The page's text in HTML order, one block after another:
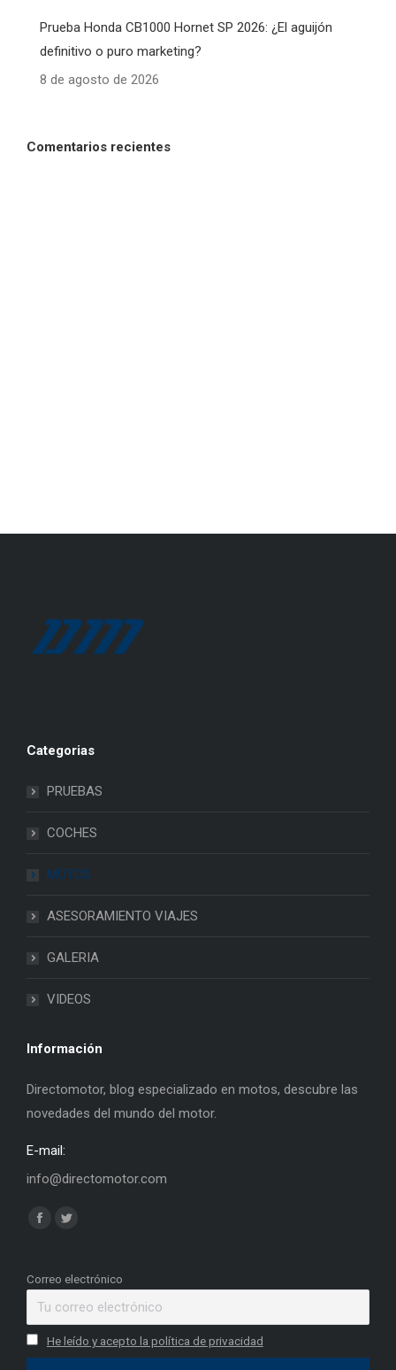
Prueba Honda CB1000 Hornet SP 2026: ¿El aguijón
definitivo o puro marketing?
8 de agosto de 2026
Comentarios recientes
Categorias
PRUEBAS
COCHES
MOTOS
ASESORAMIENTO VIAJES
GALERIA
VIDEOS
Información
Directomotor, blog especializado en motos, descubre las
novedades del mundo del motor.
E-mail:
info@directomotor.com
Find us on:
Facebook
opens
window
Twitter
opens
window
Correo electrónico
He leído y acepto la política de privacidad